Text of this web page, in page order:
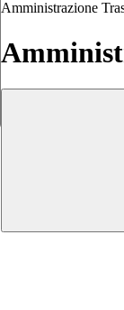
Amministrazione